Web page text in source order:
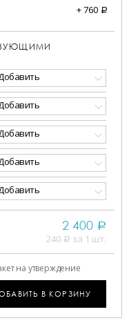
+760 a
2 400 a
240 a за 1 шт.
на утверждение
В КОРЗИНУ